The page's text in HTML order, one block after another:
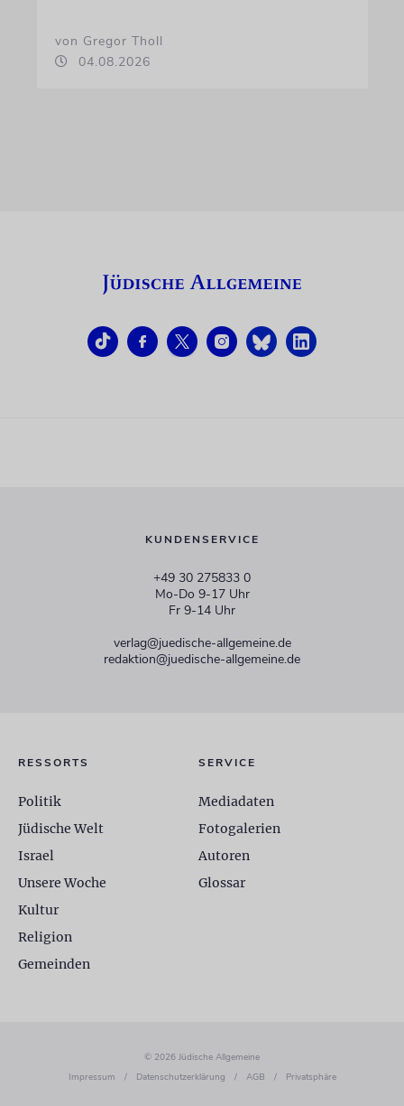
von Gregor Tholl
04.08.2026
KUNDENSERVICE
+49 30 275833 0
Mo-Do 9-17 Uhr
Fr 9-14 Uhr
verlag@juedische-allgemeine.de
redaktion@juedische-allgemeine.de
RESSORTS
Politik
Jüdische Welt
Israel
Unsere Woche
Kultur
Religion
Gemeinden
SERVICE
Mediadaten
Fotogalerien
Autoren
Glossar
© 2026 Jüdische Allgemeine
Impressum
/ Datenschutzerklärung / AGB / Privatsphäre